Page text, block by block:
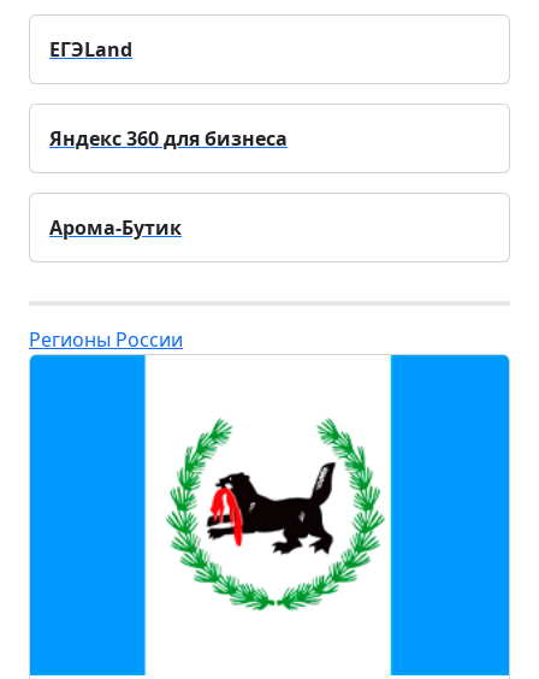
ЕГЭLand
Яндекс 360 для бизнеса
Арома-Бутик
Регионы России